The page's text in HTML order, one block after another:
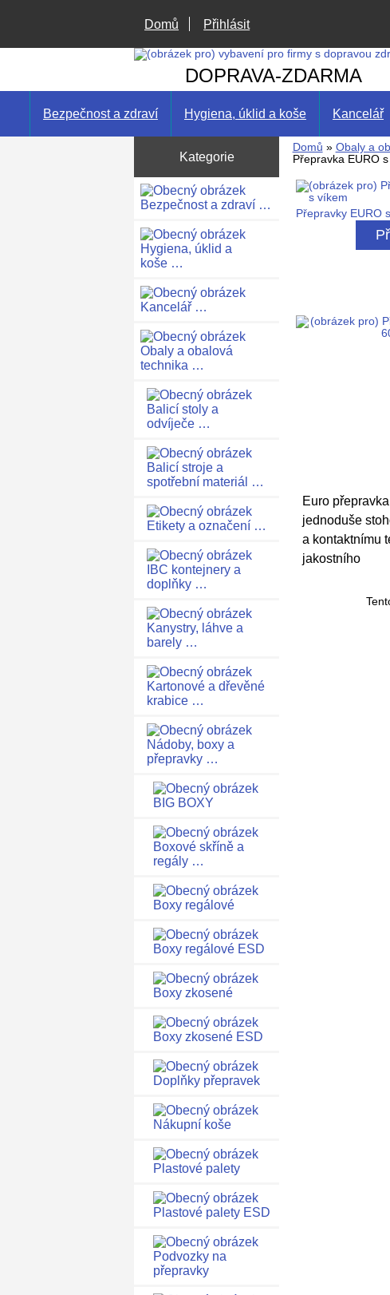
Domů Přihlásit
DOPRAVA-ZDARMA
Bezpečnost a zdraví Hygiena, úklid a koše Kancelář
Kategorie
Bezpečnost a zdraví …
Hygiena, úklid a
koše …
Kancelář …
Obaly a obalová
technika …
Balicí stoly a
odvíječe …
Balicí stroje a
spotřební materiál …
Etikety a označení …
IBC kontejnery a
doplňky …
Kanystry, láhve a
barely …
Kartonové a dřevěné
krabice …
Nádoby, boxy a
přepravky …
BIG BOXY
Boxové skříně a
regály …
Boxy regálové
Boxy regálové ESD
Boxy zkosené
Boxy zkosené ESD
Doplňky přepravek
Nákupní koše
Plastové palety
Plastové palety ESD
Podvozky na
přepravky
Domů » Obaly a
Přepravka EURO
Přepravky EURO
Euro
jednoduše
a kontaktnímu
jakostního